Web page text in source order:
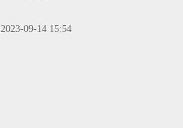
2023-09-14 15:54